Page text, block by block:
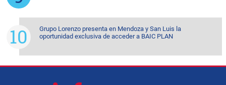
Grupo Lorenzo presenta en Mendoza y San Luis la
oportunidad exclusiva de acceder a BAIC PLAN